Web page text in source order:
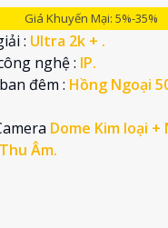
Giá Khuyến Mại: 5%-35%
: Ultra 2k + .
nghệ : IP.
đêm : Hồng Ngoại
Dome Kim loại +
Thu Âm.